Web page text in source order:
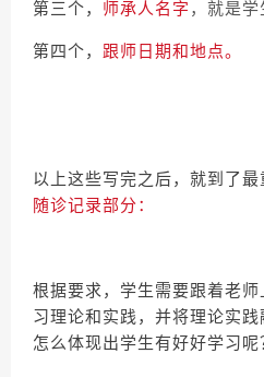
第三个， 师承人名字 ，就是学
第四个， 跟师日期和地点。
以上这些写完之后，就到了
随诊记录部分：
根据要求，学生需要跟着老
习理论和实践，并将理论实
怎么体现出学生有好好学习呢